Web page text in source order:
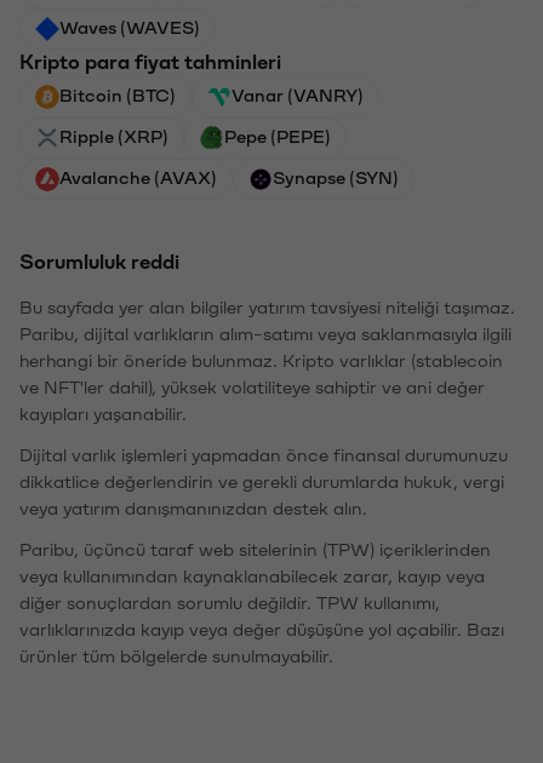
Waves (WAVES)
Kripto para fiyat tahminleri
Bitcoin (BTC) Vanar (VANRY)
Ripple (XRP) Pepe (PEPE)
Avalanche (AVAX) Synapse (SYN)
Sorumluluk reddi
Bu sayfada yer alan bilgiler yatırım tavsiyesi niteliği taşımaz.
Paribu, dijital varlıkların alım-satımı veya saklanmasıyla ilgili
herhangi bir öneride bulunmaz. Kripto varlıklar (stablecoin
ve NFT'ler dahil), yüksek volatiliteye sahiptir ve ani değer
kayıpları yaşanabilir.
Dijital varlık işlemleri yapmadan önce finansal durumunuzu
dikkatlice değerlendirin ve gerekli durumlarda hukuk, vergi
veya yatırım danışmanınızdan destek alın.
Paribu, üçüncü taraf web sitelerinin (TPW) içeriklerinden
veya kullanımından kaynaklanabilecek zarar, kayıp veya
diğer sonuçlardan sorumlu değildir. TPW kullanımı,
varlıklarınızda kayıp veya değer düşüşüne yol açabilir. Bazı
ürünler tüm bölgelerde sunulmayabilir.